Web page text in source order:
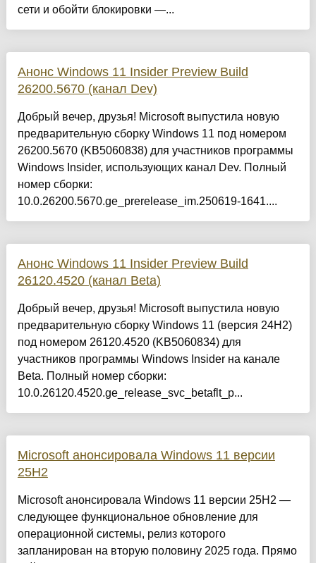
сети и обойти блокировки —...
Анонс Windows 11 Insider Preview Build
26200.5670 (канал Dev)
Добрый вечер, друзья! Microsoft выпустила новую
предварительную сборку Windows 11 под номером
26200.5670 (KB5060838) для участников программы
Windows Insider, использующих канал Dev. Полный
номер сборки:
10.0.26200.5670.ge_prerelease_im.250619-1641....
Анонс Windows 11 Insider Preview Build
26120.4520 (канал Beta)
Добрый вечер, друзья! Microsoft выпустила новую
предварительную сборку Windows 11 (версия 24H2)
под номером 26120.4520 (KB5060834) для
участников программы Windows Insider на канале
Beta. Полный номер сборки:
10.0.26120.4520.ge_release_svc_betaflt_p...
Microsoft анонсировала Windows 11 версии
25H2
Microsoft анонсировала Windows 11 версии 25H2 —
следующее функциональное обновление для
операционной системы, релиз которого
запланирован на вторую половину 2025 года. Прямо